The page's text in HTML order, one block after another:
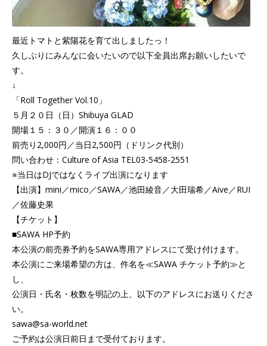
最近トマトと紫陽花を育て出しましたっ！
久しぶりにみんなに会いたいので以下全員出席お願いしたいで
す。
↓
「Roll Together Vol.10」
５月２０日（日）Shibuya GLAD
開場１５：３０／開演１６：００
前売り2,000円／当日2,500円（ドリンク代別）
問い合わせ：Culture of Asia TEL03-5458-2551
※当日はDJではなくライブ出演になります
【出演】mini／mico／SAWA／池田綾音／大田瑞希／Aive／RUI
／佐藤史果
【チケット】
■SAWA HP予約
本公演の前売券予約をSAWA専用アドレスにて受け付けます。
本公演にご来場希望の方は、件名を≪SAWA チケット予約≫と
し、
公演日・氏名・枚数を明記の上、以下のアドレスにお送りくださ
い。
sawa@sa-world.net
ご予約は公演日前日まで受付ております。